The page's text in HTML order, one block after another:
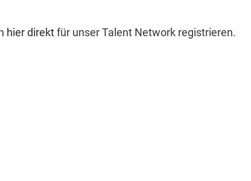
hier direktfür unser Talent Network registrieren.